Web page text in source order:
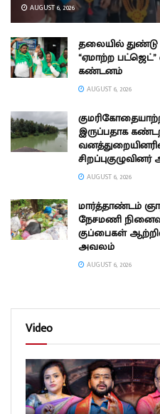
AUGUST 6, 2026
தலையில்
“ஏமாற்ற
கண்டனம்
AUGUST 6, 2026
இருப்பதாக
AUGUST 6, 2026
மார்த்தாண்டம்
நேசமணி
குப்பைகள்
அவலம்
AUGUST 6, 2026
Video